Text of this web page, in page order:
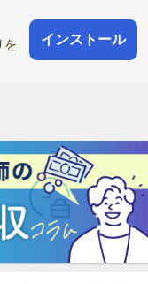
を
インストール
員登録
登録1分